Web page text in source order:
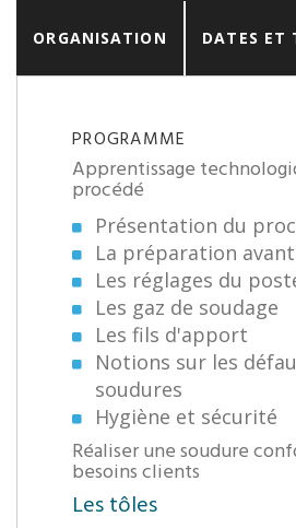
ORGANISATION DATES ET
PROGRAMME
Apprentissage
procédé
Présentation du
La préparation
Les réglages du
Les gaz de soudage
Les fils d'apport
Notions sur les
soudures
Hygiène et sécurité
Réaliser une soudure
besoins clients
Les tôles